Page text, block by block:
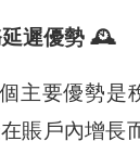
延遲優勢 🕰️
主要優勢是
賬戶內增長